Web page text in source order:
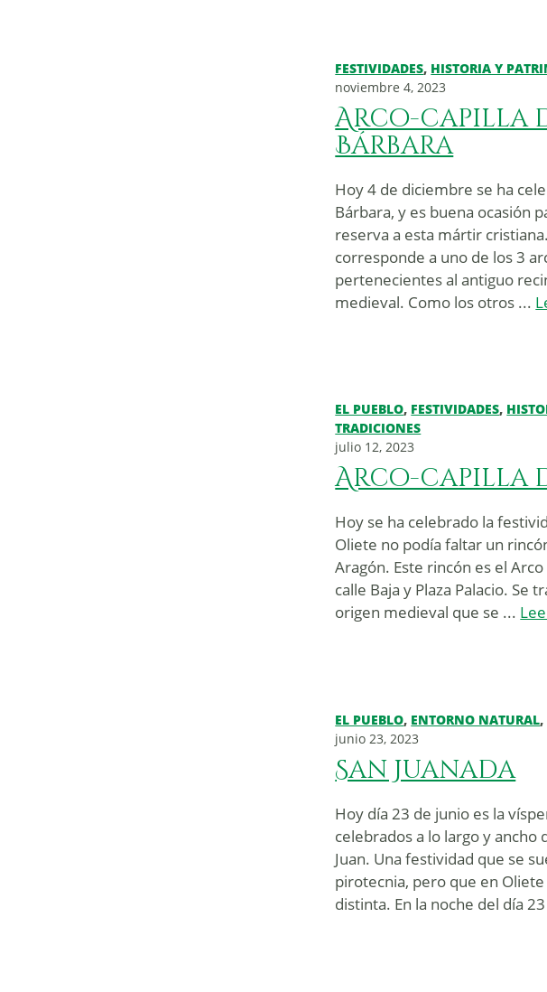
FESTIVIDADES, HISTORIA Y
noviembre 4, 2023
Arco-capilla
Bárbara
Hoy 4 de diciembre se ha
Bárbara, y es buena ocasión
reserva a esta mártir
corresponde a uno de los 3
pertenecientes al antiguo
medieval. Como los otros ...
EL PUEBLO, FESTIVIDADES,
TRADICIONES
julio 12, 2023
Arco-capilla
Hoy se ha celebrado la
Oliete no podía faltar un
Aragón. Este rincón es el
calle Baja y Plaza Palacio. Se
origen medieval que se ...
EL PUEBLO, ENTORNO NATURAL,
junio 23, 2023
San Juanada
Hoy día 23 de junio es la
celebrados a lo largo y ancho
Juan. Una festividad que se
pirotecnia, pero que en
distinta. En la noche del día